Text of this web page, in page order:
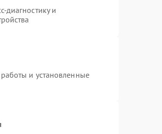
диагностику и
и установленные